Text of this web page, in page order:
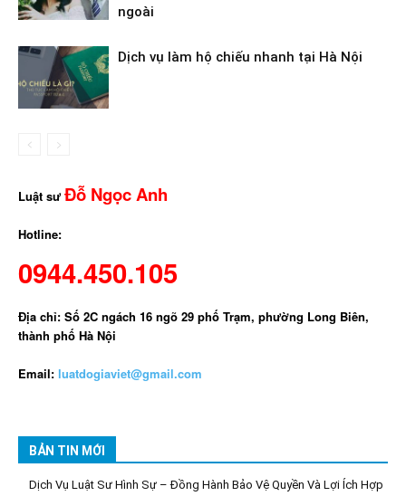
ngoài
Dịch vụ làm hộ chiếu nhanh tại Hà Nội
Luật sưĐỗ Ngọc Anh
Hotline:
0944.450.105
Địa chỉ: Số 2C ngách 16 ngõ 29 phố Trạm, phường Long Biên,
thành phố Hà Nội
Email: luatdogiaviet@gmail.com
BẢN TIN MỚI
Dịch Vụ Luật Sư Hình Sự – Đồng Hành Bảo Vệ Quyền Và Lợi Ích Hợp